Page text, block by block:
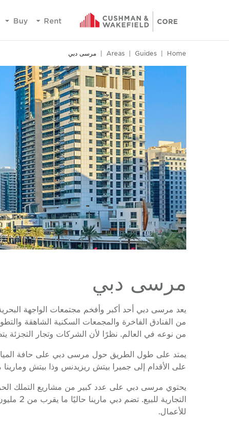
Rent
Buy
Home
Guides
Areas مرسى دبي
مرسى دبي
من نوعه في العالم. نظرًا لأن الشركات وتجار التجزئة
على الأقدام إلى جميرا بيتش ريزيدنس وذا بيتش ومارينا
يحتوي مرسى دبي على عدد كبير من مشاريع التملك
للأعمال.